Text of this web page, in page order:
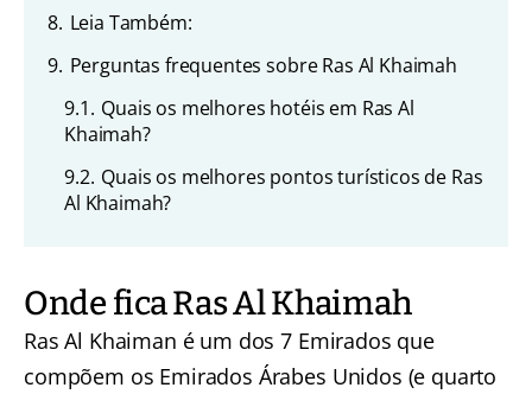
8. Leia Também:
9. Perguntas frequentes sobre Ras Al Khaimah
9.1. Quais os melhores hotéis em Ras Al
Khaimah?
9.2. Quais os melhores pontos turísticos de Ras
Al Khaimah?
Onde fica Ras Al Khaimah
Ras Al Khaiman é um dos 7 Emirados que
compõem os Emirados Árabes Unidos (e quarto